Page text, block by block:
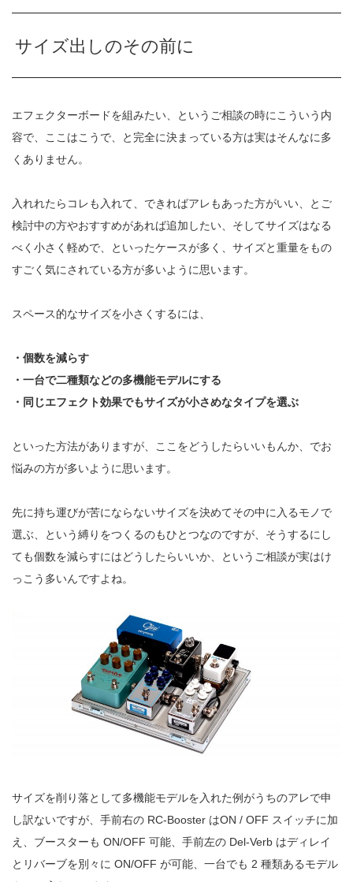
サイズ出しのその前に
エフェクターボードを組みたい、というご相談の時にこういう内
容で、ここはこうで、と完全に決まっている方は実はそんなに多
くありません。
入れれたらコレも入れて、できればアレもあった方がいい、とご
検討中の方やおすすめがあれば追加したい、そしてサイズはなる
べく小さく軽めで、といったケースが多く、サイズと重量をもの
すごく気にされている方が多いように思います。
スペース的なサイズを小さくするには、
・個数を減らす
・一台で二種類などの多機能モデルにする
・同じエフェクト効果でもサイズが小さめなタイプを選ぶ
といった方法がありますが、ここをどうしたらいいもんか、でお
悩みの方が多いように思います。
先に持ち運びが苦にならないサイズを決めてその中に入るモノで
選ぶ、という縛りをつくるのもひとつなのですが、そうするにし
ても個数を減らすにはどうしたらいいか、というご相談が実はけ
っこう多いんですよね。
サイズを削り落として多機能モデルを入れた例がうちのアレで申
し訳ないですが、手前右の RC-Booster はON / OFF スイッチに加
え、ブースターも ON/OFF 可能、手前左の Del-Verb はディレイ
とリバーブを別々に ON/OFF が可能、一台でも 2 種類あるモデル